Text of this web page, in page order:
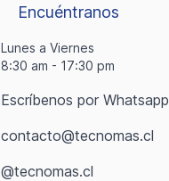
Encuéntranos
Lunes a Viernes
8:30 am - 17:30 pm
Escríbenos por Whatsapp
contacto@tecnomas.cl
@tecnomas.cl